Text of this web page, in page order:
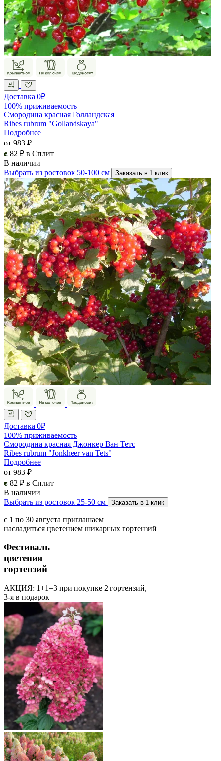
Доставка 0₽
100% приживаемость
Смородина красная Голландская
Ribes rubrum "Gollandskaya"
Подробнее
от 983 ₽
82 ₽ в Сплит
В наличии
Выбрать из ростовок 50-100 см
Заказать в 1 клик
Доставка 0₽
100% приживаемость
Смородина красная Джонкер Ван Тетс
Ribes rubrum "Jonkheer van Tets"
Подробнее
от 983 ₽
82 ₽ в Сплит
В наличии
Выбрать из ростовок 25-50 см
Заказать в 1 клик
с 1 по 30 августа приглашаем
насладиться цветением шикарных гортензий
Фестиваль
цветения
гортензий
АКЦИЯ: 1+1=3 при покупке 2 гортензий,
3-я в подарок